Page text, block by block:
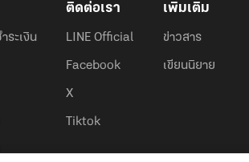
ระเงิน
ติดต่อเรา
LINE Official
Facebook
X
Tiktok
เพิ่มเติม
ข่าวสาร
เขียนนิยาย